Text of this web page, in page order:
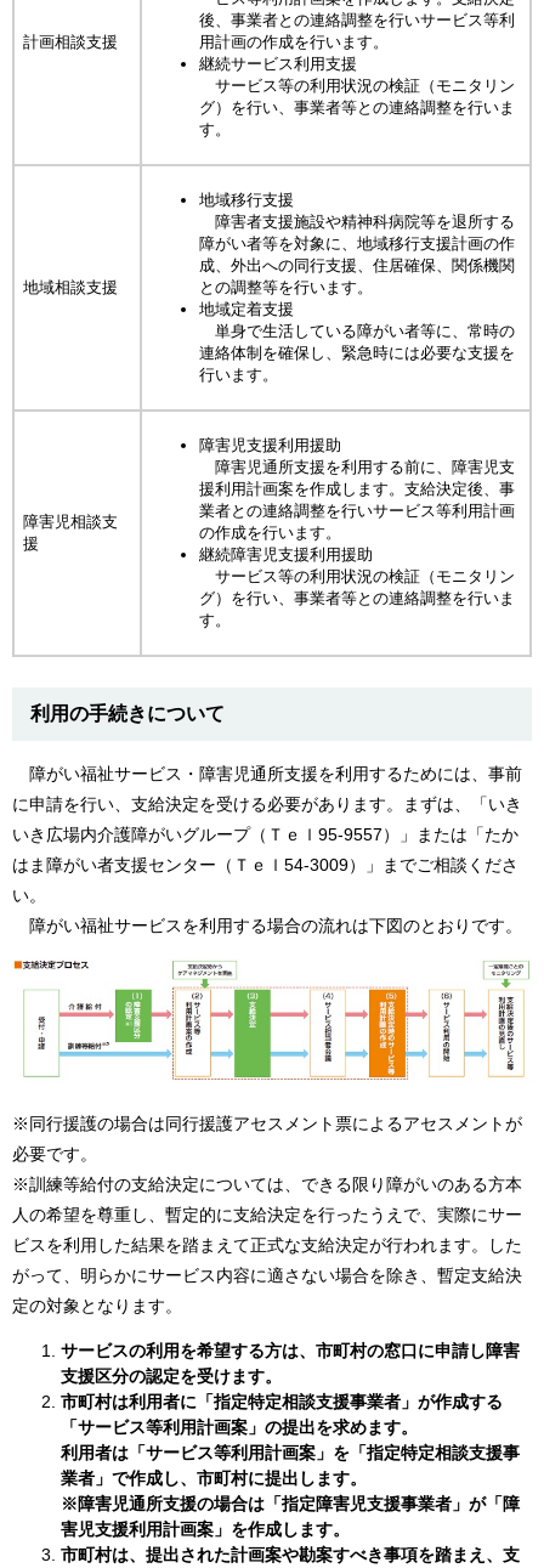
計画相談支援
後、事業者との連絡調整を行いサービス等利
用計画の作成を行います。
継続サービス利用支援
サービス等の利用状況の検証（モニタリン
グ）を行い、事業者等との連絡調整を行いま
す。
地域相談支援
地域移行支援
障害者支援施設や精神科病院等を退所する
障がい者等を対象に、地域移行支援計画の作
成、外出への同行支援、住居確保、関係機関
との調整等を行います。
地域定着支援
単身で生活している障がい者等に、常時の
連絡体制を確保し、緊急時には必要な支援を
行います。
障害児相談支
援
障害児支援利用援助
障害児通所支援を利用する前に、障害児支
援利用計画案を作成します。支給決定後、事
業者との連絡調整を行いサービス等利用計画
の作成を行います。
継続障害児支援利用援助
サービス等の利用状況の検証（モニタリン
グ）を行い、事業者等との連絡調整を行いま
す。
利用の手続きについて
障がい福祉サービス・障害児通所支援を利用するためには、事前
に申請を行い、支給決定を受ける必要があります。まずは、「いき
いき広場内介護障がいグループ（Ｔｅｌ95-9557）」または「たか
はま障がい者支援センター（Ｔｅｌ54-3009）」までご相談くださ
い。
障がい福祉サービスを利用する場合の流れは下図のとおりです。
※同行援護の場合は同行援護アセスメント票によるアセスメントが
必要です。
※訓練等給付の支給決定については、できる限り障がいのある方本
人の希望を尊重し、暫定的に支給決定を行ったうえで、実際にサー
ビスを利用した結果を踏まえて正式な支給決定が行われます。した
がって、明らかにサービス内容に適さない場合を除き、暫定支給決
定の対象となります。
サービスの利用を希望する方は、市町村の窓口に申請し障害
支援区分の認定を受けます。
市町村は利用者に「指定特定相談支援事業者」が作成する
「サービス等利用計画案」の提出を求めます。
利用者は「サービス等利用計画案」を「指定特定相談支援事
業者」で作成し、市町村に提出します。
※障害児通所支援の場合は「指定障害児支援事業者」が「障
害児支援利用計画案」を作成します。
市町村は、提出された計画案や勘案すべき事項を踏まえ、支